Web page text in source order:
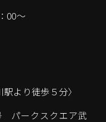
00～
より徒歩５分〉
パークスクエア武